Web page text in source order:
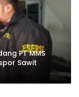
PT MMS
Sawit